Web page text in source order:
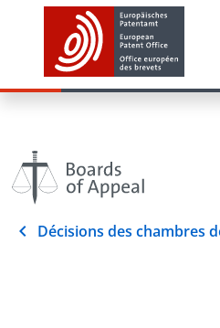
Décisions des chambres